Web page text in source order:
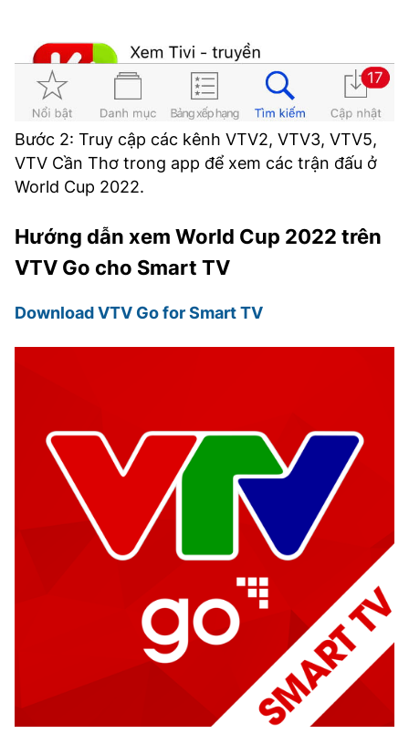
Bước 2: Truy cập các kênh VTV2, VTV3, VTV5,
VTV Cần Thơ trong app để xem các trận đấu ở
World Cup 2022.
Hướng dẫn xem World Cup 2022 trên
VTV Go cho Smart TV
Download VTV Go for Smart TV